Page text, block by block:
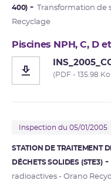
400)
Transformation de
Recyclage
Piscines NPH, C, D
(PDF - 135.98 Ko
Inspection du 05/01/2005
STATION DE TRAITEMENT
DÉCHETS SOLIDES (STE3)
radioactives - Orano